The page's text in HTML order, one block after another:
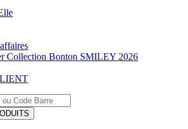
Collection Bonton SMILEY 2026